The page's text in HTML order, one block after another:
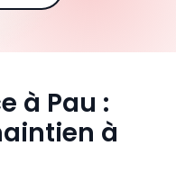
à Pau :
à